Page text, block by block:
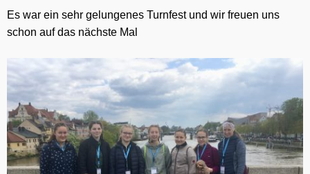
Es war ein sehr gelungenes Turnfest und wir freuen uns
schon auf das nächste Mal